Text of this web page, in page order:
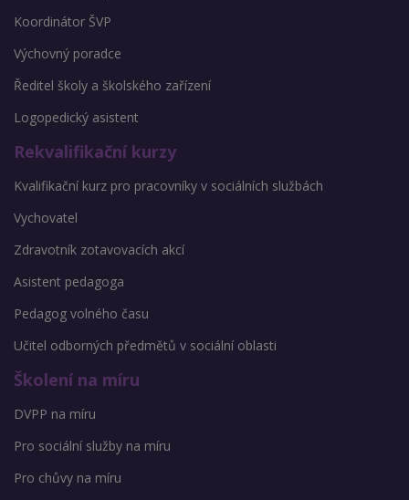
Koordinátor ŠVP
Výchovný poradce
Ředitel školy a školského zařízení
Logopedický asistent
Rekvalifikační kurzy
Kvalifikační kurz pro pracovníky v sociálních službách
Vychovatel
Zdravotník zotavovacích akcí
Asistent pedagoga
Pedagog volného času
Učitel odborných předmětů v sociální oblasti
Školení na míru
DVPP na míru
Pro sociální služby na míru
Pro chůvy na míru